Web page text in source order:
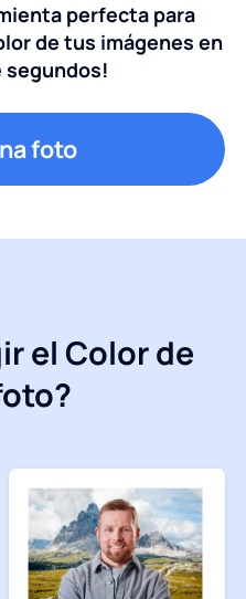
perfecta para
de tus imágenes en
foto
el Color de